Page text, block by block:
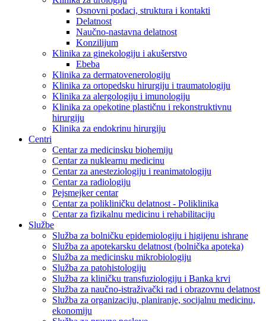
Osnovni podaci, struktura i kontakti
Delatnost
Naučno-nastavna delatnost
Konzilijum
Klinika za ginekologiju i akušerstvo
Ebeba
Klinika za dermatovenerologiju
Klinika za ortopedsku hirurgiju i traumatologiju
Klinika za alergologiju i imunologiju
Klinika za opekotine plastičnu i rekonstruktivnu
hirurgiju
Klinika za endokrinu hirurgiju
Centri
Centar za medicinsku biohemiju
Centar za nuklearnu medicinu
Centar za anesteziologiju i reanimatologiju
Centar za radiologiju
Pejsmejker centar
Centar za polikliničku delatnost - Poliklinika
Centar za fizikalnu medicinu i rehabilitaciju
Službe
Služba za bolničku epidemiologiju i higijenu ishrane
Služba za apotekarsku delatnost (bolnička apoteka)
Služba za medicinsku mikrobiologiju
Služba za patohistologiju
Služba za kliničku transfuziologiju i Banka krvi
Služba za naučno-istraživački rad i obrazovnu delatnost
Služba za organizaciju, planiranje, socijalnu medicinu,
ekonomiju